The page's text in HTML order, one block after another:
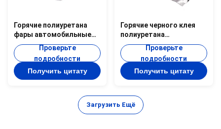
Горячие полиуретана
фары автомобильные
внешние слипчивые
плавят автомобиль
PUR-750-3 клея гибкого
трубопровода
Проверьте
подробности
Получить цитату
Горячие черного клея
полиуретана
автомобильного
слипчивого твердые
плавят PUR PUR-7110H
Проверьте
подробности
Получить цитату
Загрузить Ещё